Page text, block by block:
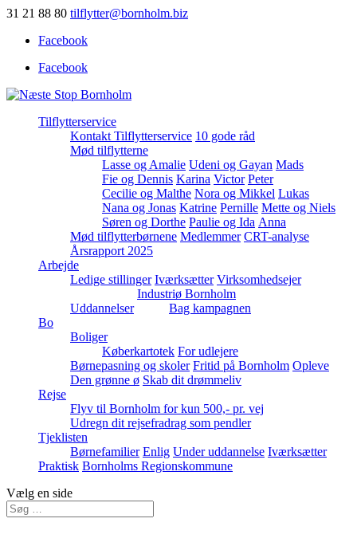
31 21 88 80 tilflytter@bornholm.biz
Facebook
Facebook
Tilflytterservice
Kontakt Tilflytterservice 10 gode råd
Mød tilflytterne
Lasse og Amalie Udeni og Gayan Mads
Fie og Dennis Karina Victor Peter
Cecilie og Malthe Nora og Mikkel Lukas
Nana og Jonas Katrine Pernille Mette og Niels
Søren og Dorthe Paulie og Ida Anna
Mød tilflytterbørnene Medlemmer CRT-analyse
Årsrapport 2025
Arbejde
Ledige stillinger Iværksætter Virksomhedsejer
Uddannelser
Industriø Bornholm
Bag kampagnen
Bo
Boliger
Køberkartotek For udlejere
Børnepasning og skoler Fritid på Bornholm Opleve
Den grønne ø Skab dit drømmeliv
Rejse
Flyv til Bornholm for kun 500,- pr. vej
Udregn dit rejsefradrag som pendler
Tjeklisten
Børnefamilier Enlig Under uddannelse Iværksætter
Praktisk Bornholms Regionskommune
Vælg en side